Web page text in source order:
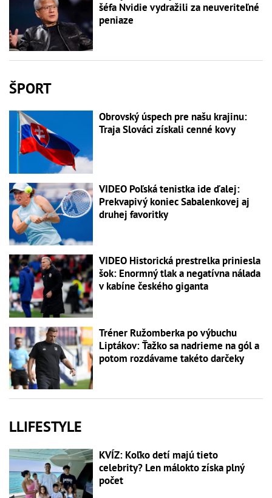
šéfa Nvidie vydražili za neuveriteľné
peniaze
ŠPORT
Obrovský úspech pre našu krajinu:
Traja Slováci získali cenné kovy
VIDEO Poľská tenistka ide ďalej:
Prekvapivý koniec Sabalenkovej aj
druhej favoritky
VIDEO Historická prestrelka priniesla
šok: Enormný tlak a negatívna nálada
v kabíne českého giganta
Tréner Ružomberka po výbuchu
Liptákov: Ťažko sa nadrieme na gól a
potom rozdávame takéto darčeky
LLIFESTYLE
KVÍZ: Koľko detí majú tieto
celebrity? Len málokto získa plný
počet